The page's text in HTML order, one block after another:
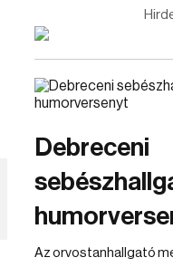
Debreceni
Az orvostanhallgató